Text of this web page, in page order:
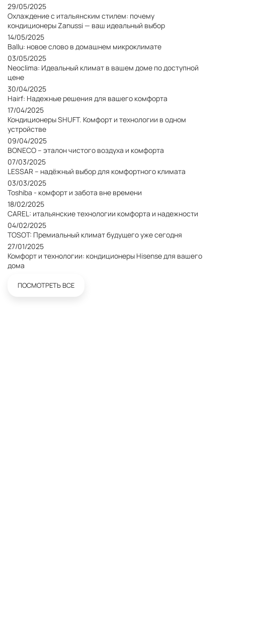
29/05/2025
Охлаждение с итальянским стилем: почему
кондиционеры Zanussi — ваш идеальный выбор
14/05/2025
Ballu: новое слово в домашнем микроклимате
03/05/2025
Neoclima: Идеальный климат в вашем доме по доступной
цене
30/04/2025
Hairf: Надежные решения для вашего комфорта
17/04/2025
Кондиционеры SHUFT. Комфорт и технологии в одном
устройстве
09/04/2025
BONECO – эталон чистого воздуха и комфорта
07/03/2025
LESSAR – надёжный выбор для комфортного климата
03/03/2025
Toshiba - комфорт и забота вне времени
18/02/2025
CAREL: итальянские технологии комфорта и надежности
04/02/2025
TOSOT: Премиальный климат будущего уже сегодня
27/01/2025
Комфорт и технологии: кондиционеры Hisense для вашего
дома
ПОСМОТРЕТЬ ВСЕ